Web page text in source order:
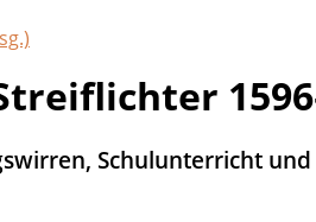
Schulunterricht